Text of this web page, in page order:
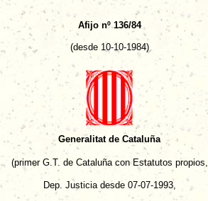
Afijo nº 136/84
(desde 10-10-1984)
Generalitat de Cataluña
(primer G.T. de Cataluña con Estatutos propios,
Dep. Justicia desde 07-07-1993,